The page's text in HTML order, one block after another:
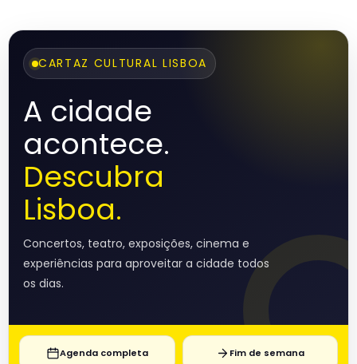
CARTAZ CULTURAL LISBOA
A cidade
acontece.
Descubra
Lisboa.
Concertos, teatro, exposições, cinema e
experiências para aproveitar a cidade todos
os dias.
Agenda completa Fim de semana